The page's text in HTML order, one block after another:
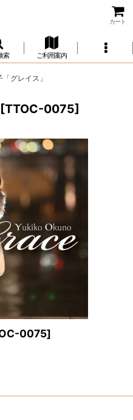
カート
索 ご利用案内
グレイス」
[TTOC-0075]
0075]